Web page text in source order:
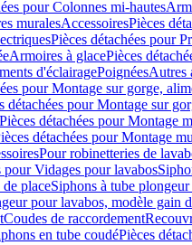
pour Colonnes mi-hautes
muralesAccessoiresPièces
Pièces détachées pour
Armoires à glacePièces
d'éclairagePoignéesAutres
pour Montage sur gorge,
détachées pour Montage sur
Pièces détachées pour Montage
détachées pour Montage
Pour robinetteries de
pour Vidages pour lavabos
placeSiphons à tube
pour lavabos, modèle gain
Coudes de raccordement
en tube coudéPièces